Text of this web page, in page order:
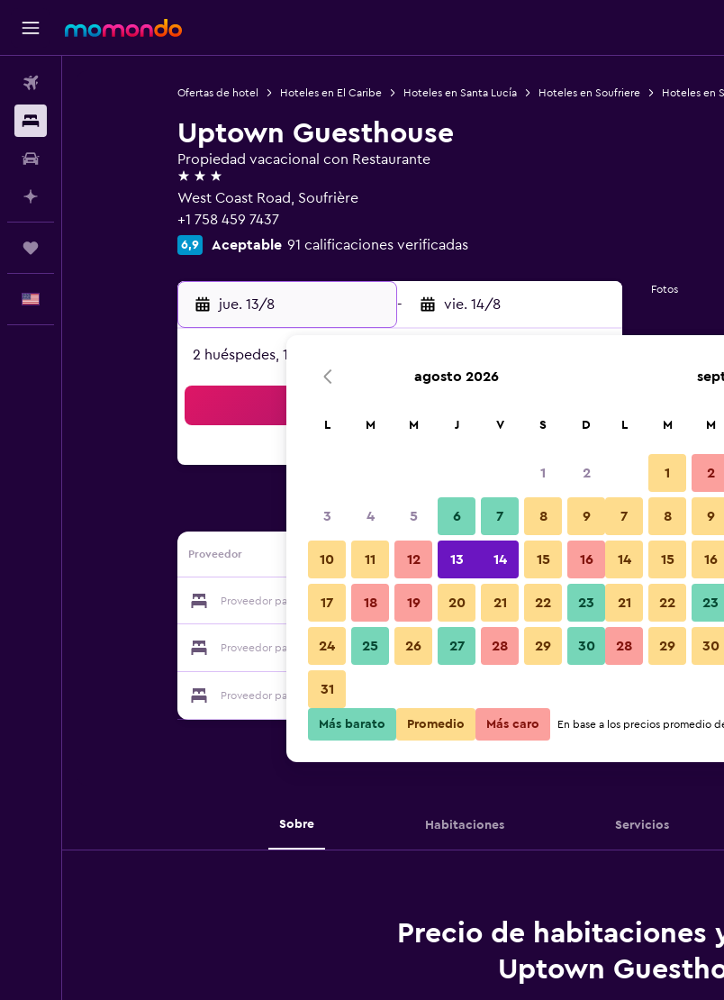
Ofertas de hotel Hoteles en El Caribe Hoteles en Santa Lucía Hoteles en Soufriere Hoteles en
Uptown Guesthouse
Propiedad vacacional con Restaurante
3 estrellas
West Coast Road, Soufrière
+1 758 459 7437
6,9 Aceptable 91 calificaciones verificadas
jue. 13/8 - vie. 14/8
2 huéspedes, 1 habitación
Proveedor
Proveedor para Uptown Guesthouse Ver precios
Proveedor para Uptown Guesthouse Ver precios
Proveedor para Uptown Guesthouse
Fotos
Sobre Habitaciones Servicios
Precio de habitaciones
Uptown
agosto 2026
L M M J V S D
1 2
3 4 5 6 7 8 9
10 11 12 13 14 15 16
17 18 19 20 21 22 23
24 25 26 27 28 29 30
31
L M M
1 2
7 8 9
14 15 16
21 22 23
28 29 30
Más barato Promedio Más caro En base a los precios promedio